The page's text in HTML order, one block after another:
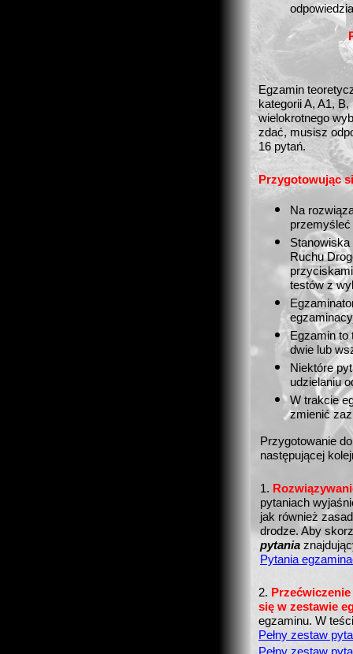
Egzamin
kategorii A, A1,
wielokrotnego
zdać, musisz
16 pytań.
Przygotowując
Na
Ruchu
testów z
Egzamin to
dwie lub
Niektóre
udzielaniu
W trakcie
zmienić
Przygotowanie
następującej
1.
pytaniach
jak również
drodze. Aby
pytania
Pytania
2.
się w zestawie
egzaminu. W
Pełny zestaw
Pełny zestaw